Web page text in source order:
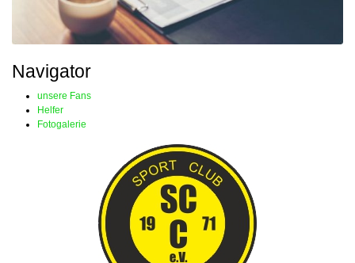
Navigator
unsere Fans
Helfer
Fotogalerie